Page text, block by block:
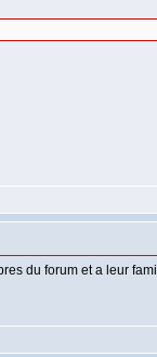
du forum et a leur